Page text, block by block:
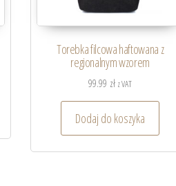
Torebka filcowa haftowana z
regionalnym wzorem
99.99 zł z VAT
Dodaj do koszyka